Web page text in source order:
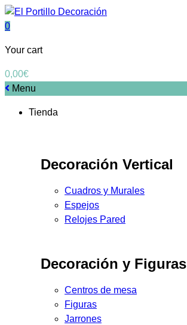
0
Your cart
0,00€
Menu
Tienda
Decoración Vertical
Cuadros y Murales
Espejos
Relojes Pared
Decoración y Figuras
Centros de mesa
Figuras
Jarrones